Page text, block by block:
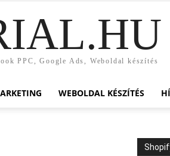
PPC, Google Ads, Weboldal készítés
WEBOLDAL KÉSZÍTÉS